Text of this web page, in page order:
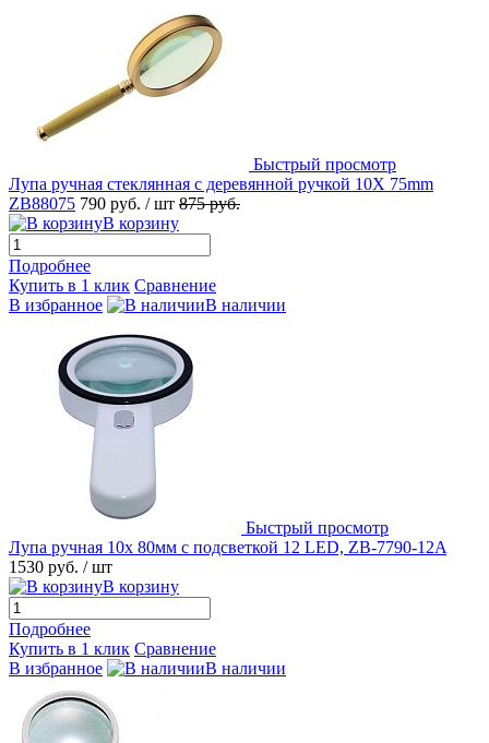
Быстрый просмотр
Лупа ручная стеклянная с деревянной ручкой 10X 75mm
ZB88075 790 руб. / шт 875 руб.
В корзину
Подробнее
Купить в 1 клик Сравнение
В избранное
В наличии
Быстрый просмотр
Лупа ручная 10x 80мм с подсветкой 12 LED, ZB-7790-12A
1530 руб. / шт
В корзину
Подробнее
Купить в 1 клик Сравнение
В избранное
В наличии